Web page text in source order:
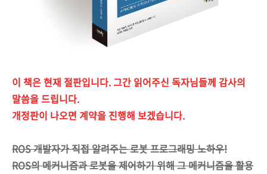
이 책은 현재 절판입니다. 그간 읽어주신 독자님들께 감사의
말씀을 드립니다.
개정판이 나오면 계약을 진행해 보겠습니다.
ROS 개발자가 직접 알려주는 로봇 프로그래밍 노하우!
ROS의 메커니즘과 로봇을 제어하기 위해 그 메커니즘을 활용